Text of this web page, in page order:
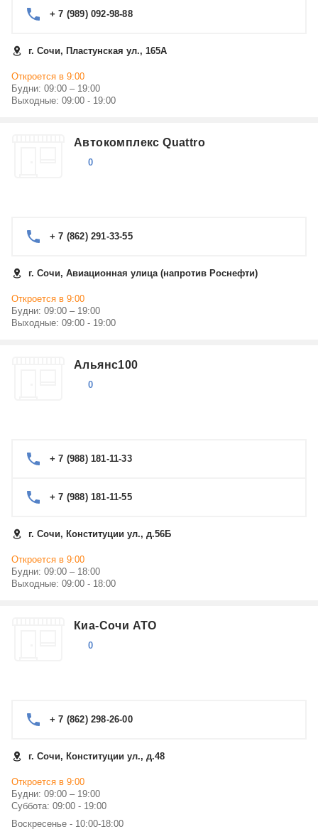
+ 7 (989) 092-98-88
г. Сочи, Пластунская ул., 165А
Откроется в 9:00
Будни: 09:00 – 19:00
Выходные: 09:00 - 19:00
Автокомплекс Quattro
0
+ 7 (862) 291-33-55
г. Сочи, Авиационная улица (напротив Роснефти)
Откроется в 9:00
Будни: 09:00 – 19:00
Выходные: 09:00 - 19:00
Альянс100
0
+ 7 (988) 181-11-33
+ 7 (988) 181-11-55
г. Сочи, Конституции ул., д.56Б
Откроется в 9:00
Будни: 09:00 – 18:00
Выходные: 09:00 - 18:00
Киа-Сочи АТО
0
+ 7 (862) 298-26-00
г. Сочи, Конституции ул., д.48
Откроется в 9:00
Будни: 09:00 – 19:00
Суббота: 09:00 - 19:00
Воскресенье - 10:00-18:00